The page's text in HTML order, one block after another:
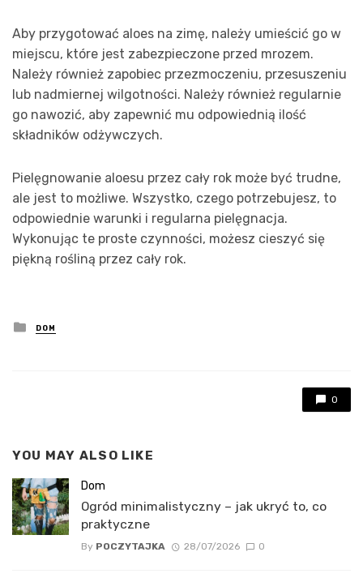
Aby przygotować aloes na zimę, należy umieścić go w
miejscu, które jest zabezpieczone przed mrozem.
Należy również zapobiec przezmoczeniu, przesuszeniu
lub nadmiernej wilgotności. Należy również regularnie
go nawozić, aby zapewnić mu odpowiednią ilość
składników odżywczych.
Pielęgnowanie aloesu przez cały rok może być trudne,
ale jest to możliwe. Wszystko, czego potrzebujesz, to
odpowiednie warunki i regularna pielęgnacja.
Wykonując te proste czynności, możesz cieszyć się
piękną rośliną przez cały rok.
Posted
in
DOM
0
YOU MAY ALSO LIKE
Dom
Ogród minimalistyczny – jak ukryć to, co
praktyczne
By POCZYTAJKA 28/07/2026 0